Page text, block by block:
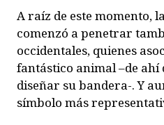
A raíz de este momento,
comenzó a penetrar
occidentales, quienes
fantástico animal –de ahí
diseñar su bandera-. Y
símbolo más